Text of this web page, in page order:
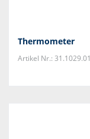
Thermometer
Artikel Nr.: 31.1029.01